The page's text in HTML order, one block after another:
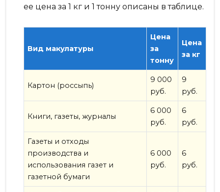
ее цена за 1 кг и 1 тонну описаны в таблице.
Вид макулатуры
Цена
за
тонну
Цена
за кг
Картон (россыпь)
9 000
руб.
9
руб.
Книги, газеты, журналы
6 000
руб.
6
руб.
Газеты и отходы
производства и
использования газет и
газетной бумаги
6 000
руб.
6
руб.